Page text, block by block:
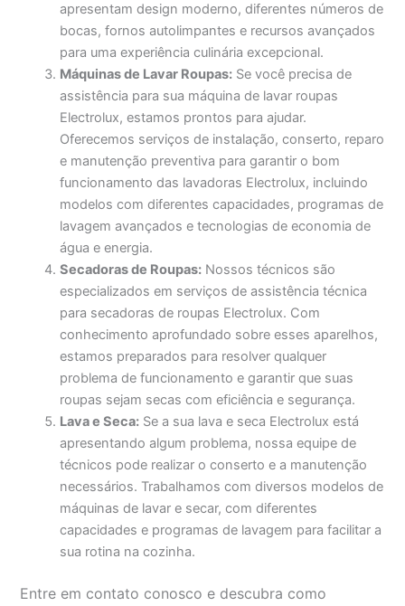
apresentam design moderno, diferentes números de
bocas, fornos autolimpantes e recursos avançados
para uma experiência culinária excepcional.
Máquinas de Lavar Roupas: Se você precisa de
assistência para sua máquina de lavar roupas
Electrolux, estamos prontos para ajudar.
Oferecemos serviços de instalação, conserto, reparo
e manutenção preventiva para garantir o bom
funcionamento das lavadoras Electrolux, incluindo
modelos com diferentes capacidades, programas de
lavagem avançados e tecnologias de economia de
água e energia.
Secadoras de Roupas: Nossos técnicos são
especializados em serviços de assistência técnica
para secadoras de roupas Electrolux. Com
conhecimento aprofundado sobre esses aparelhos,
estamos preparados para resolver qualquer
problema de funcionamento e garantir que suas
roupas sejam secas com eficiência e segurança.
Lava e Seca: Se a sua lava e seca Electrolux está
apresentando algum problema, nossa equipe de
técnicos pode realizar o conserto e a manutenção
necessários. Trabalhamos com diversos modelos de
máquinas de lavar e secar, com diferentes
capacidades e programas de lavagem para facilitar a
sua rotina na cozinha.
Entre em contato conosco e descubra como